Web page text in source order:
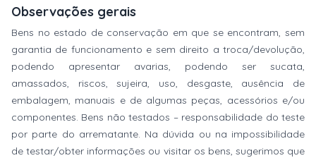
Observações gerais
Bens no estado de conservação em que se encontram, sem
garantia de funcionamento e sem direito a troca/devolução,
podendo apresentar avarias, podendo ser sucata,
amassados, riscos, sujeira, uso, desgaste, ausência de
embalagem, manuais e de algumas peças, acessórios e/ou
componentes. Bens não testados – responsabilidade do teste
por parte do arrematante. Na dúvida ou na impossibilidade
de testar/obter informações ou visitar os bens, sugerimos que